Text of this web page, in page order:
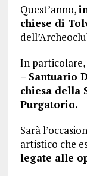
Quest’anno,
chiese di
In particolare,
– Santuario
chiesa della
Purgatorio.
Sarà
artistico che
legate alle